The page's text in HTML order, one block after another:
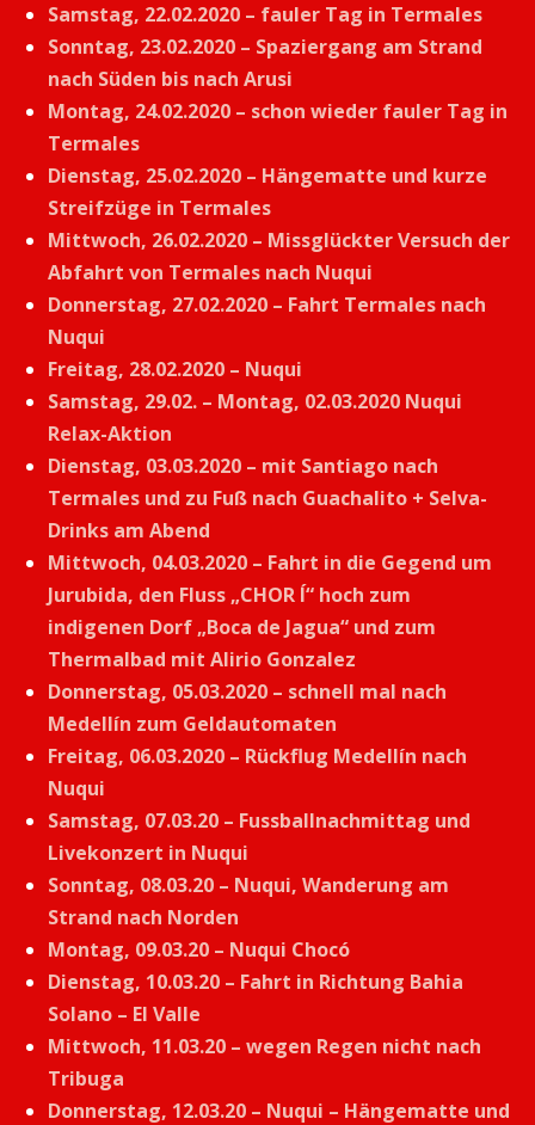
Samstag, 22.02.2020 – fauler Tag in Termales
Sonntag, 23.02.2020 – Spaziergang am Strand
nach Süden bis nach Arusi
Montag, 24.02.2020 – schon wieder fauler Tag in
Termales
Dienstag, 25.02.2020 – Hängematte und kurze
Streifzüge in Termales
Mittwoch, 26.02.2020 – Missglückter Versuch der
Abfahrt von Termales nach Nuqui
Donnerstag, 27.02.2020 – Fahrt Termales nach
Nuqui
Freitag, 28.02.2020 – Nuqui
Samstag, 29.02. – Montag, 02.03.2020 Nuqui
Relax-Aktion
Dienstag, 03.03.2020 – mit Santiago nach
Termales und zu Fuß nach Guachalito + Selva-
Drinks am Abend
Mittwoch, 04.03.2020 – Fahrt in die Gegend um
Jurubida, den Fluss „CHOR Í“ hoch zum
indigenen Dorf „Boca de Jagua“ und zum
Thermalbad mit Alirio Gonzalez
Donnerstag, 05.03.2020 – schnell mal nach
Medellín zum Geldautomaten
Freitag, 06.03.2020 – Rückflug Medellín nach
Nuqui
Samstag, 07.03.20 – Fussballnachmittag und
Livekonzert in Nuqui
Sonntag, 08.03.20 – Nuqui, Wanderung am
Strand nach Norden
Montag, 09.03.20 – Nuqui Chocó
Dienstag, 10.03.20 – Fahrt in Richtung Bahia
Solano – El Valle
Mittwoch, 11.03.20 – wegen Regen nicht nach
Tribuga
Donnerstag, 12.03.20 – Nuqui – Hängematte und